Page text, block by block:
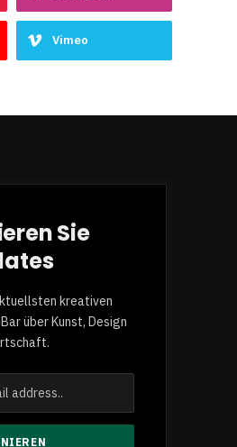
Vimeo
Sie
kreativen
über Kunst, Design